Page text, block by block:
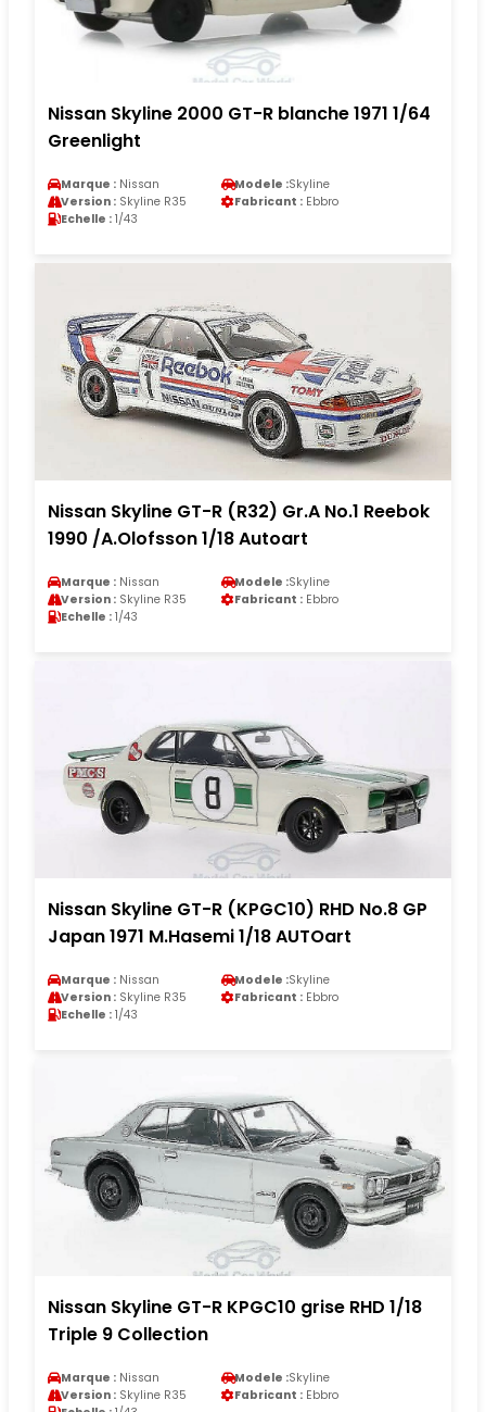
Nissan Skyline 2000 GT-R blanche 1971 1/64
Greenlight
Marque : Nissan Modele :Skyline
Version : Skyline R35 Fabricant : Ebbro
Echelle : 1/43
Nissan Skyline GT-R (R32) Gr.A No.1 Reebok
1990 /A.Olofsson 1/18 Autoart
Marque : Nissan Modele :Skyline
Version : Skyline R35 Fabricant : Ebbro
Echelle : 1/43
Nissan Skyline GT-R (KPGC10) RHD No.8 GP
Japan 1971 M.Hasemi 1/18 AUTOart
Marque : Nissan Modele :Skyline
Version : Skyline R35 Fabricant : Ebbro
Echelle : 1/43
Nissan Skyline GT-R KPGC10 grise RHD 1/18
Triple 9 Collection
Marque : Nissan Modele :Skyline
Version : Skyline R35 Fabricant : Ebbro